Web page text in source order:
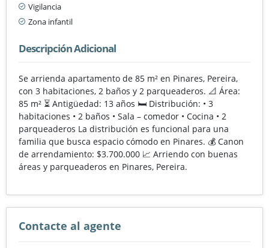
Vigilancia
Zona infantil
Descripción Adicional
Se arrienda apartamento de 85 m² en Pinares, Pereira,
con 3 habitaciones, 2 baños y 2 parqueaderos. 📐 Área:
85 m² ⏳ Antigüedad: 13 años 🛏️ Distribución: • 3
habitaciones • 2 baños • Sala – comedor • Cocina • 2
parqueaderos La distribución es funcional para una
familia que busca espacio cómodo en Pinares. 💰 Canon
de arrendamiento: $3.700.000 📈 Arriendo con buenas
áreas y parqueaderos en Pinares, Pereira.
Contacte al agente